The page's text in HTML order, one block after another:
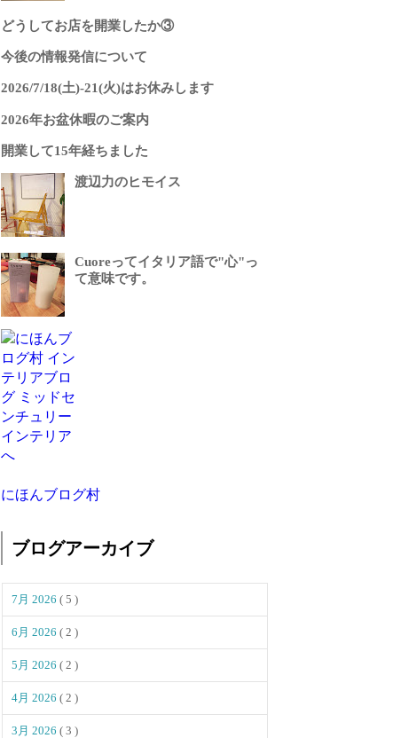
どうしてお店を開業したか③
今後の情報発信について
2026/7/18(土)-21(火)はお休みします
2026年お盆休暇のご案内
開業して15年経ちました
渡辺力のヒモイス
Cuoreってイタリア語で"心"っ
て意味です。
にほんブログ村
ブログアーカイブ
7月 2026 ( 5 )
6月 2026 ( 2 )
5月 2026 ( 2 )
4月 2026 ( 2 )
3月 2026 ( 3 )